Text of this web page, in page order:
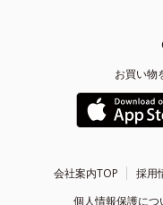
お買い物
会社案内TOP 採用
個人情報保護につ